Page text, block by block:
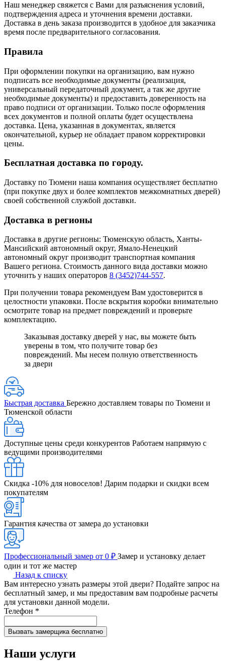
Наш менеджер свяжется с Вами для разъяснения условий,
подтверждения адреса и уточнения времени доставки.
Доставка в день заказа производится в удобное для заказчика
время после предварительного согласования.
Правила
При оформлении покупки на организацию, вам нужно
подписать все необходимые документы (реализация,
универсальный передаточный документ, а так же другие
необходимые документы) и предоставить доверенность на
право подписи от организации. Только после оформления
всех документов и полной оплаты будет осуществлена
доставка. Цена, указанная в документах, является
окончательной, курьер не обладает правом корректировки
цены.
Бесплатная доставка по городу.
Доставку по Тюмени наша компания осуществляет бесплатно
(при покупке двух и более комплектов межкомнатных дверей)
своей собственной службой доставки.
Доставка в регионы
Доставка в другие регионы: Тюменскую область, Ханты-
Мансийский автономный округ, Ямало-Ненецкий
автономный округ производит транспортная компания
Вашего региона. Стоимость данного вида доставки можно
уточнить у наших операторов 8 (3452)744-557.
При получении товара рекомендуем Вам удостоверится в
целостности упаковки. После вскрытия коробки внимательно
осмотрите товар на предмет повреждений и проверьте
комплектацию.
Заказывая доставку дверей у нас, вы можете быть
уверены в том, что получите товар без
повреждений. Мы несем полную ответственность
за двери
Быстрая доставка Бережно доставляем товары по Тюмени и
Тюменской области
Доступные цены среди конкурентов Работаем напрямую с
ведущими производителями
Скидка -10% для новоселов! Дарим подарки и скидки всем
покупателям
Гарантия качества от замера до установки
Профессиональный замер от 0 ₽ Замер и установку делает
один и тот же мастер
Назад к списку
Вам интересно узнать размеры этой двери? Подайте запрос на
бесплатный замер, и мы предоставим вам подробные расчеты
для установки данной модели.
Телефон *
Наши услуги